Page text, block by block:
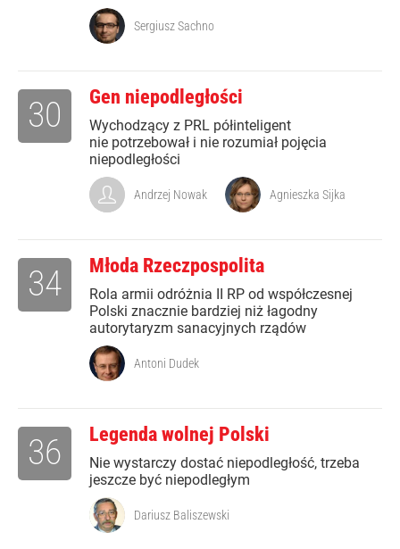
Sergiusz Sachno
Gen niepodległości
Wychodzący z PRL półinteligent
nie potrzebował i nie rozumiał pojęcia
niepodległości
30
Andrzej Nowak Agnieszka Sijka
Młoda Rzeczpospolita
Rola armii odróżnia II RP od współczesnej
Polski znacznie bardziej niż łagodny
autorytaryzm sanacyjnych rządów
34
Antoni Dudek
Legenda wolnej Polski
Nie wystarczy dostać niepodległość, trzeba
jeszcze być niepodległym
36
Dariusz Baliszewski